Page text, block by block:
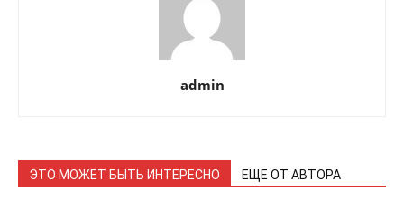
admin
ЭТО МОЖЕТ БЫТЬ ИНТЕРЕСНО ЕЩЕ ОТ АВТОРА